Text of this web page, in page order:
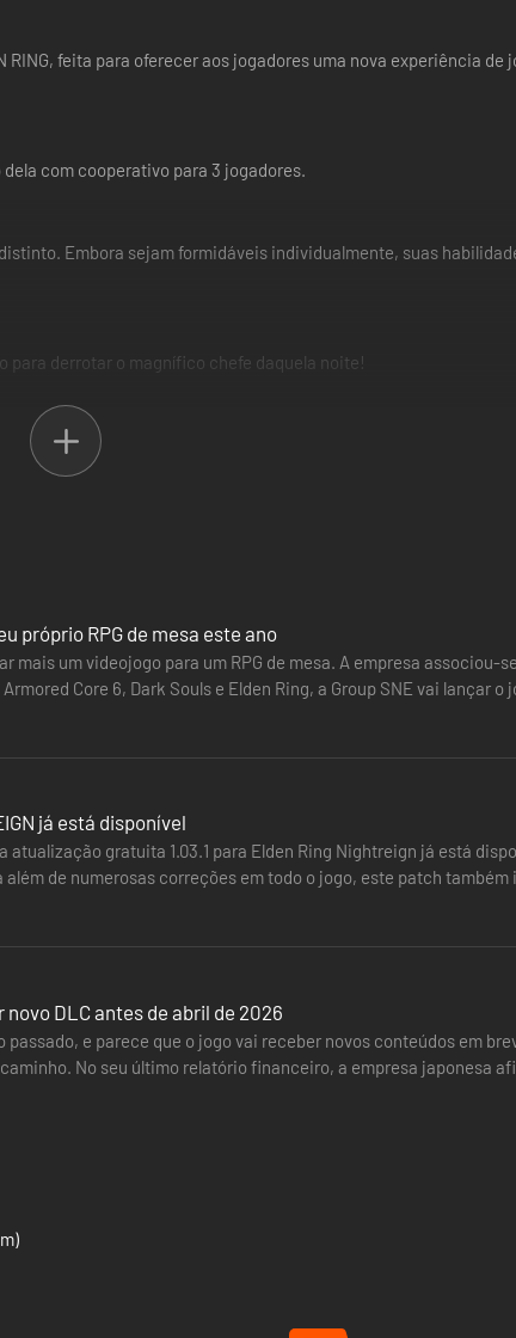
RING, feita para oferecer aos jogadores uma nova experiência
com cooperativo para 3 jogadores.
Embora sejam formidáveis individualmente, suas
para derrotar o magnífico chefe daquela noite!
conteúdo duas vezes.
próprio RPG de mesa este ano
mais um videojogo para um RPG de mesa. A empresa associou-
Core 6, Dark Souls e Elden Ring, a Group SNE vai lançar o
já está disponível
atualização gratuita 1.03.1 para Elden Ring Nightreign já está
além de numerosas correções em todo o jogo, este patch
DLC antes de abril de 2026
e parece que o jogo vai receber novos conteúdos em
No seu último relatório financeiro, a empresa japonesa